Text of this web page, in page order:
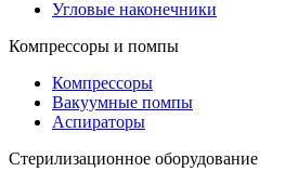
Угловые наконечники
Компрессоры и помпы
Компрессоры
Вакуумные помпы
Аспираторы
Стерилизационное оборудование